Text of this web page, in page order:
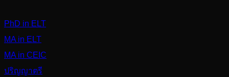
PhD in ELT
MA in ELT
MA in CEIC
ปริญญาตรี